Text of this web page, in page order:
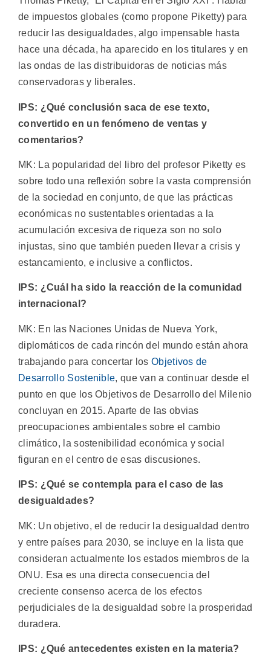
de impuestos globales (como propone Piketty) para
reducir las desigualdades, algo impensable hasta
hace una década, ha aparecido en los titulares y en
las ondas de las distribuidoras de noticias más
conservadoras y liberales.
IPS: ¿Qué conclusión saca de ese texto,
convertido en un fenómeno de ventas y
comentarios?
MK: La popularidad del libro del profesor Piketty es
sobre todo una reflexión sobre la vasta comprensión
de la sociedad en conjunto, de que las prácticas
económicas no sustentables orientadas a la
acumulación excesiva de riqueza son no solo
injustas, sino que también pueden llevar a crisis y
estancamiento, e inclusive a conflictos.
IPS: ¿Cuál ha sido la reacción de la comunidad
internacional?
MK: En las Naciones Unidas de Nueva York,
diplomáticos de cada rincón del mundo están ahora
trabajando para concertar losObjetivos de
Desarrollo Sostenible, que van a continuar desde el
punto en que los Objetivos de Desarrollo del Milenio
concluyan en 2015. Aparte de las obvias
preocupaciones ambientales sobre el cambio
climático, la sostenibilidad económica y social
figuran en el centro de esas discusiones.
IPS: ¿Qué se contempla para el caso de las
desigualdades?
MK: Un objetivo, el de reducir la desigualdad dentro
y entre países para 2030, se incluye en la lista que
consideran actualmente los estados miembros de la
ONU. Esa es una directa consecuencia del
creciente consenso acerca de los efectos
perjudiciales de la desigualdad sobre la prosperidad
duradera.
IPS: ¿Qué antecedentes existen en la materia?